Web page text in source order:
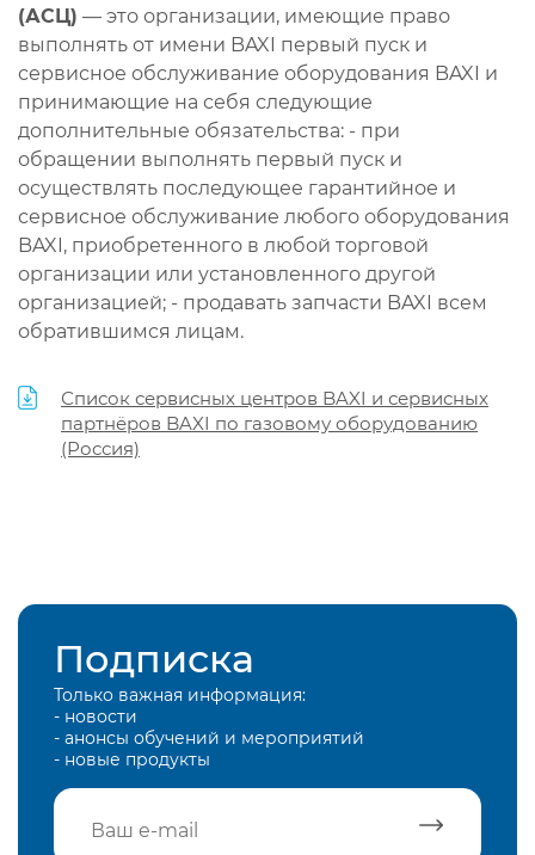
(АСЦ) — это организации, имеющие право
выполнять от имени BAXI первый пуск и
сервисное обслуживание оборудования BAXI и
принимающие на себя следующие
дополнительные обязательства: - при
обращении выполнять первый пуск и
осуществлять последующее гарантийное и
сервисное обслуживание любого оборудования
BAXI, приобретенного в любой торговой
организации или установленного другой
организацией; - продавать запчасти BAXI всем
обратившимся лицам.
Список сервисных центров BAXI и сервисных
партнёров BAXI по газовому оборудованию
(Россия)
Подписка
Только важная информация:
- новости
- анонсы обучений и мероприятий
- новые продукты